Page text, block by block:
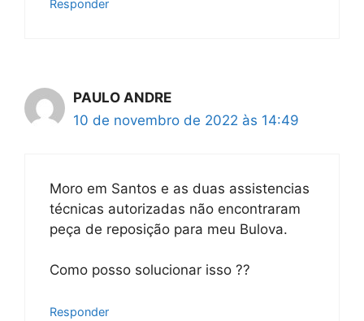
Responder
PAULO ANDRE
10 de novembro de 2022 às 14:49
Moro em Santos e as duas assistencias
técnicas autorizadas não encontraram
peça de reposição para meu Bulova.
Como posso solucionar isso ??
Responder